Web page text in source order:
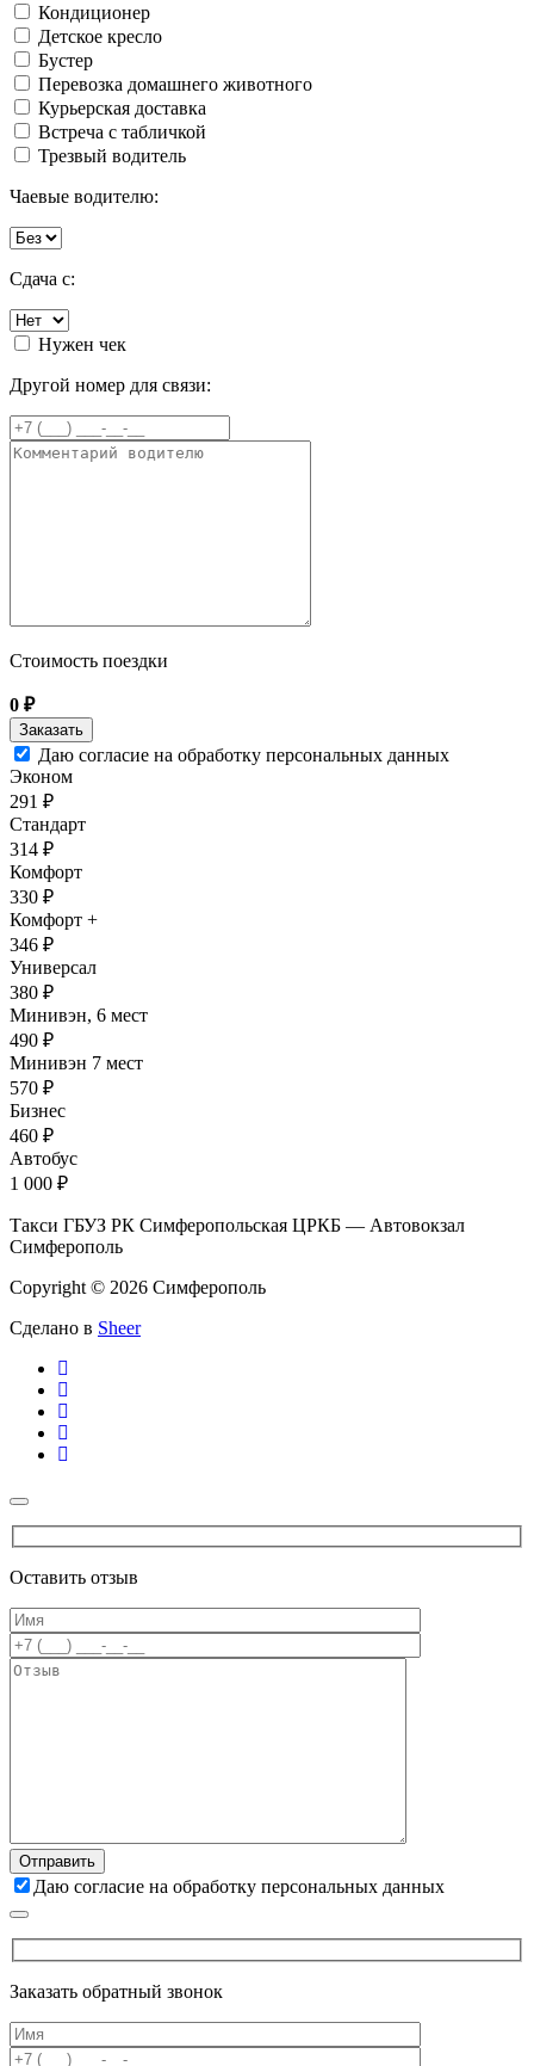
Кондиционер
Детское кресло
Бустер
Перевозка домашнего животного
Курьерская доставка
Встреча с табличкой
Трезвый водитель
Чаевые водителю:
Сдача с:
Нужен чек
Другой номер для связи:
Стоимость поездки
0 ₽
Даю согласие на обработку персональных данных
Эконом
291 ₽
Стандарт
314 ₽
Комфорт
330 ₽
Комфорт +
346 ₽
Универсал
380 ₽
Минивэн, 6 мест
490 ₽
Минивэн 7 мест
570 ₽
Бизнес
460 ₽
Автобус
1 000 ₽
Такси ГБУЗ РК Симферопольская ЦРКБ — Автовокзал
Симферополь
Copyright © 2026 Симферополь
Сделано в Sheer
Оставить отзыв
Даю согласие на обработку персональных данных
Заказать обратный звонок